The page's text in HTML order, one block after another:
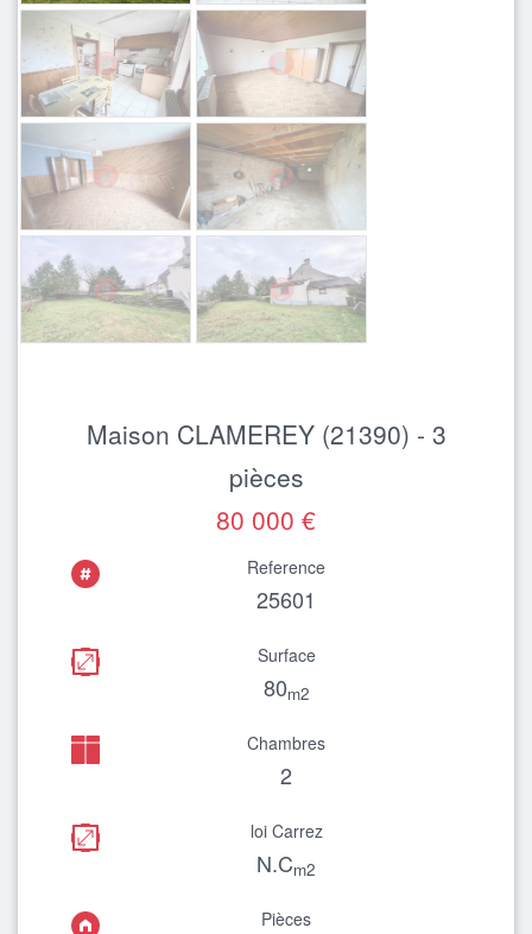
Maison CLAMEREY (21390) - 3
pièces
80 000 €
Reference
25601
Surface
80m2
Chambres
2
loi Carrez
N.Cm2
Pièces